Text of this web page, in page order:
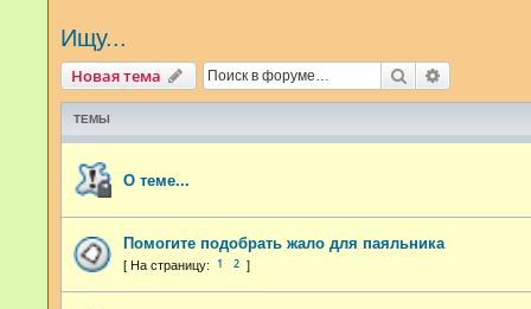
Ищу...
Новая тема Поиск
ТЕМЫ
О теме...
Помогите подобрать жало для паяльника
1 2